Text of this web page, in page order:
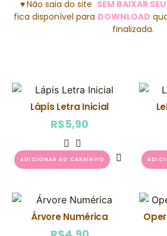
♥Não saia do site SEM BAIXAR
fica disponível para DOWNLOAD
finalizada.
Lápis Letra Inicial
R$5,90
ADICIONAR AO CARRINHO
Árvore Numérica